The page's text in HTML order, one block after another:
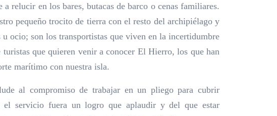
relucir en los bares, butacas de barco o cenas familiares.
pequeño trocito de tierra con el resto del archipiélago y
ocio; son los transportistas que viven en la incertidumbre
que quieren venir a conocer El Hierro, los que han
marítimo con nuestra isla.
al compromiso de trabajar en un pliego para cubrir
el servicio fuera un logro que aplaudir y del que estar